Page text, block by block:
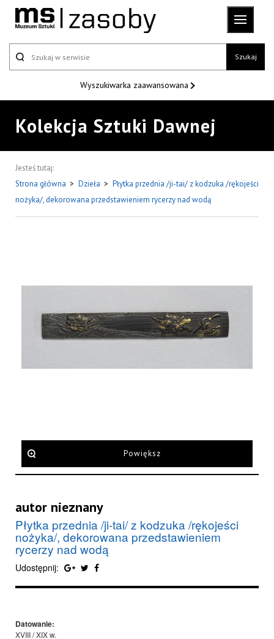
Szukaj
Wyszukiwarka zaawansowana
Kolekcja Sztuki Dawnej
Jesteś tutaj:
Strona główna > Dzieła > Płytka przednia /ji-tai/ z kodzuka /rękojeści
nożyka/, dekorowana przedstawieniem rycerzy nad wodą
Powiększ
autor nieznany
Płytka przednia /ji-tai/ z kodzuka /rękojeści
nożyka/, dekorowana przedstawieniem
rycerzy nad wodą
Udostępnij:
Datowanie:
XVIII / XIX w.